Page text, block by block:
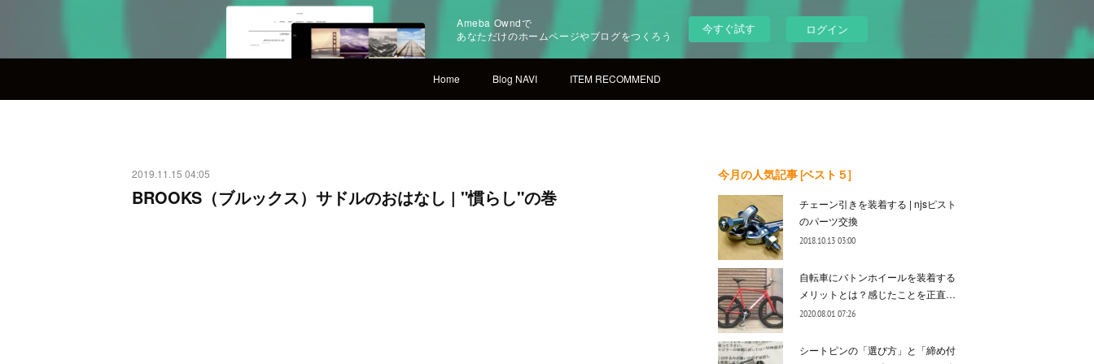
Ameba Owndで
あなただけのホームページやブログをつくろう
今すぐ試す ログイン
Home Blog NAVI ITEM RECOMMEND
2019.11.15 04:05
BROOKS（ブルックス）サドルのおはなし | "慣らし"の巻
今月の人気記事 [ベスト５]
チェーン引きを装着する | njsピスト
のパーツ交換
2018.10.13 03:00
自転車にバトンホイールを装着する
メリットとは？感じたことを正直…
2020.08.01 07:26
シートピンの「選び方」と「締め付